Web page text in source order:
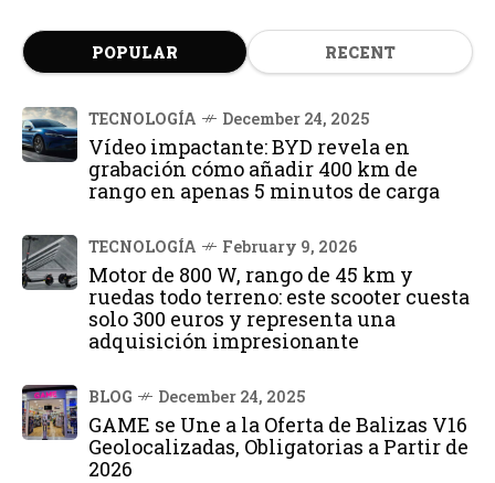
POPULAR RECENT
TECNOLOGÍA December 24, 2025
Vídeo impactante: BYD revela en
grabación cómo añadir 400 km de
rango en apenas 5 minutos de carga
TECNOLOGÍA February 9, 2026
Motor de 800 W, rango de 45 km y
ruedas todo terreno: este scooter cuesta
solo 300 euros y representa una
adquisición impresionante
BLOG December 24, 2025
GAME se Une a la Oferta de Balizas V16
Geolocalizadas, Obligatorias a Partir de
2026